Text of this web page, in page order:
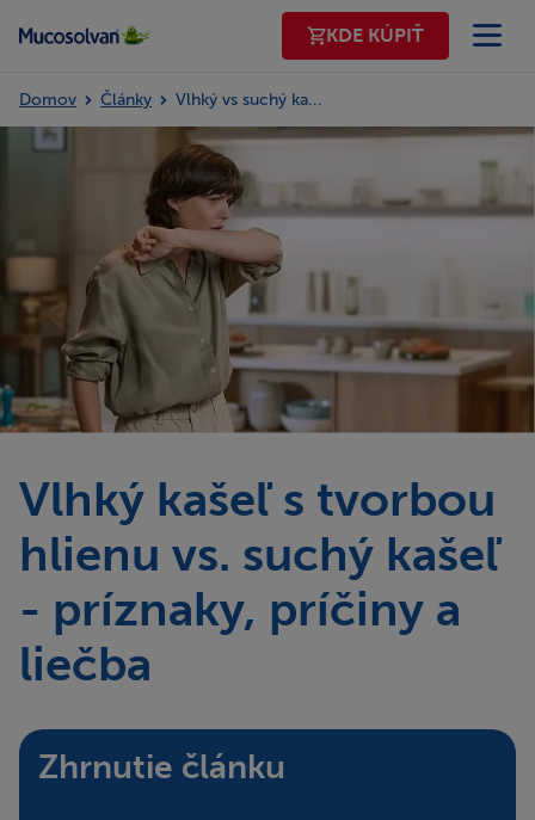
KDE KÚPIŤ
KDE KÚPIŤ
DOMOV
PRODUKTY
PRÍZNAKY A LIEČBA
O MUCOSOLVANE ®
Domov Články Vlhký vs suchý kašeľ - príznaky, príčiny a liečba
Vlhký kašeľ s tvorbou
hlienu vs. suchý kašeľ
- príznaky, príčiny a
liečba
Zhrnutie článku